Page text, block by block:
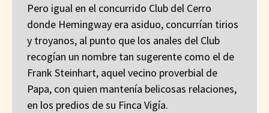
Pero igual en el concurrido Club del Cerro
donde Hemingway era asiduo, concurrían tirios
y troyanos, al punto que los anales del Club
recogían un nombre tan sugerente como el de
Frank Steinhart, aquel vecino proverbial de
Papa, con quien mantenía belicosas relaciones,
en los predios de su Finca Vigía.